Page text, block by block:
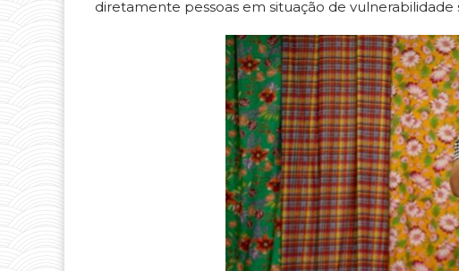
diretamente pessoas em situação de vulnerabilidade